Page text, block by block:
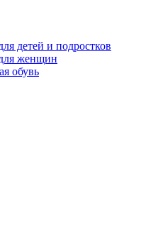
детей и подростков
женщин
обувь